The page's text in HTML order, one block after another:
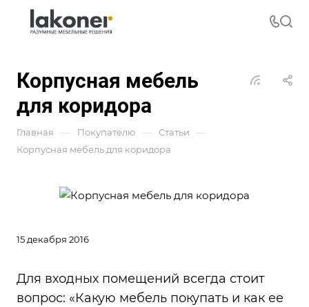
Корпусная мебель
для коридора
Главная — Покупателю — Статьи —
Корпусная мебель для коридора
15 декабря 2016
Для входных помещений всегда стоит
вопрос: «Какую мебель покупать и как ее